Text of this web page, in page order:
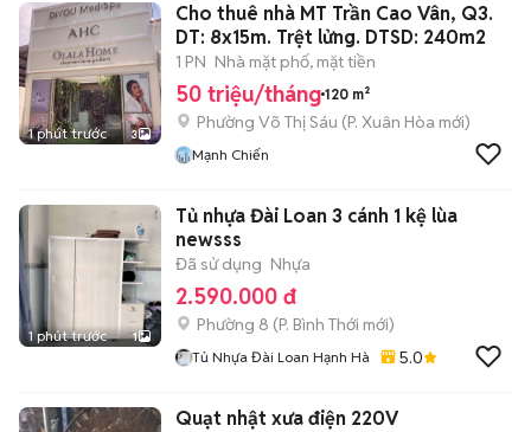
1 phút trước 3
Cho thuê nhà MT Trần Cao Vân, Q3.
DT: 8x15m. Trệt lửng. DTSD: 240m2
1 PN Nhà mặt phố, mặt tiền
50 triệu/tháng 120 m²
Phường Võ Thị Sáu (P. Xuân Hòa mới)
Mạnh Chiến
1 phút trước 1
Tủ nhựa Đài Loan 3 cánh 1 kệ lùa
newsss
Đã sử dụng Nhựa
2.590.000 đ
Phường 8 (P. Bình Thới mới)
Tủ Nhựa Đài Loan Hạnh Hà 5.0
Quạt nhật xưa điện 220V